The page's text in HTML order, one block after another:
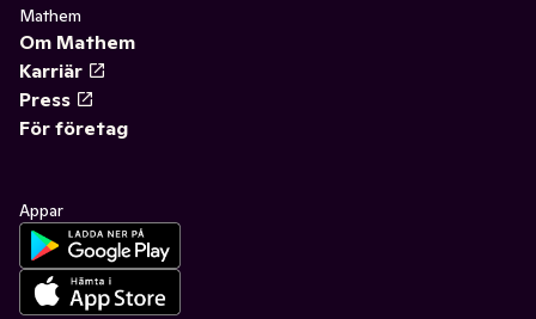
Mathem
Om Mathem
Karriär
Press
För företag
Appar